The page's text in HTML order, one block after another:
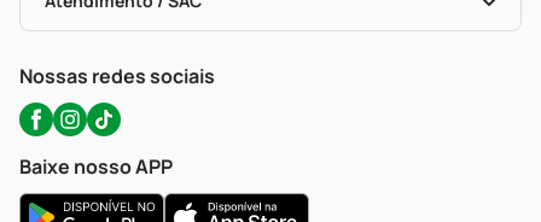
WhatsApp (47) 9202-1687
Nossas redes sociais
Baixe nosso APP